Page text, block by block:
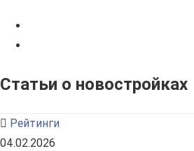
Статьи о новостройках
Рейтинги
04.02.2026